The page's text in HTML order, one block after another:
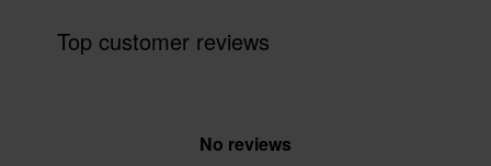
Top customer reviews
No reviews